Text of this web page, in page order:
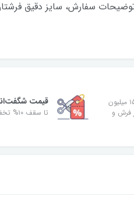
سفارش، سایز دقیق فرشتان
برای خرید بالای ۱۵ میلیون
فرش و
قیمت
تا سقف ۱۰% تخفیف